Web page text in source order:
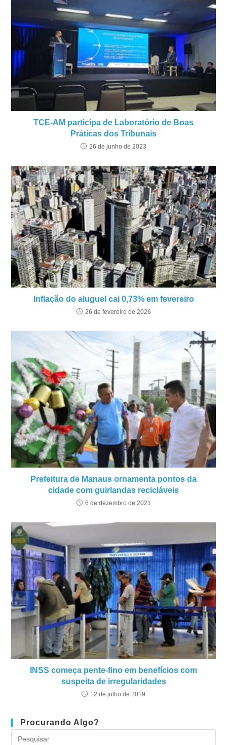
TCE-AM participa de Laboratório de Boas
Práticas dos Tribunais
26 de junho de 2023
Inflação do aluguel cai 0,73% em fevereiro
26 de fevereiro de 2026
Prefeitura de Manaus ornamenta pontos da
cidade com guirlandas recicláveis
6 de dezembro de 2021
INSS começa pente-fino em benefícios com
suspeita de irregularidades
12 de julho de 2019
Procurando Algo?